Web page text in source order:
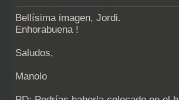
Bellísima imagen, Jordi.
Enhorabuena !
Saludos,
Manolo